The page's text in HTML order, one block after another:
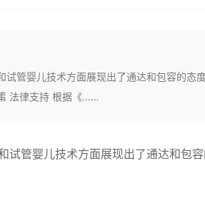
试管婴儿技术方面展现出了通达和包容的态
法律支持 根据《……
试管婴儿技术方面展现出了通达和包